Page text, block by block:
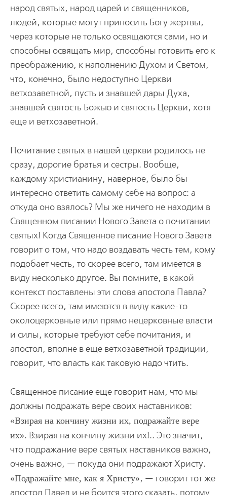
народ святых, народ царей и священников,
людей, которые могут приносить Богу жертвы,
через которые не только освящаются сами, но и
способны освящать мир, способны готовить его к
преображению, к наполнению Духом и Светом,
что, конечно, было недоступно Церкви
ветхозаветной, пусть и знавшей дары Духа,
знавшей святость Божью и святость Церкви, хотя
еще и ветхозаветной.
Почитание святых в нашей церкви родилось не
сразу, дорогие братья и сестры. Вообще,
каждому христианину, наверное, было бы
интересно ответить самому себе на вопрос: а
откуда оно взялось? Мы же ничего не находим в
Священном писании Нового Завета о почитании
святых! Когда Священное писание Нового Завета
говорит о том, что надо воздавать честь тем, кому
подобает честь, то скорее всего, там имеется в
виду несколько другое. Вы помните, в какой
контекст поставлены эти слова апостола Павла?
Скорее всего, там имеются в виду какие-то
околоцерковные или прямо нецерковные власти
и силы, которые требуют себе почитания, и
апостол, вполне в еще ветхозаветной традиции,
говорит, что власть как таковую надо чтить.
Священное писание еще говорит нам, что мы
должны подражать вере своих наставников:
Взирая на кончину жизни их, подражайте вере
их . Взирая на кончину жизни их!.. Это значит,
что подражание вере святых наставников важно,
очень важно, — покуда они подражают Христу.
Подражайте мне, как я Христу , — говорит тот же
апостол Павел и не боится этого сказать, потому